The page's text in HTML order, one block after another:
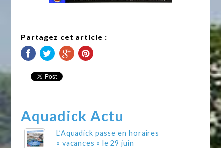
Partagez cet article :
Aquadick Actu
L’Aquadick passe en horaires
« vacances » le 29 juin